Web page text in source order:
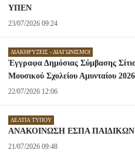
ΥΠΕΝ
23/07/2026 09:24
ΔΙΑΚΗΡΎΞΕΙΣ - ΔΙΑΓΩΝΙΣΜΟΊ
Έγγραφα Δημόσιας Σύμβασης
Μουσικού Σχολείου Αμυνταίου
22/07/2026 12:06
ΔΕΛΤΊΑ ΤΎΠΟΥ
ΑΝΑΚΟΙΝΩΣΗ ΕΣΠΑ
21/07/2026 09:48